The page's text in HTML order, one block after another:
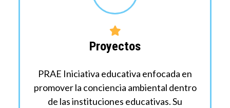
Proyectos
PRAE Iniciativa educativa enfocada en
promover la conciencia ambiental dentro
de las instituciones educativas. Su